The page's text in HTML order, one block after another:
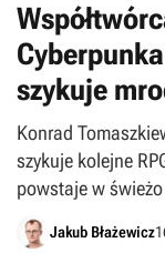
szykuje
Konrad
szykuje kolejne
powstaje w
Jakub Błażewicz